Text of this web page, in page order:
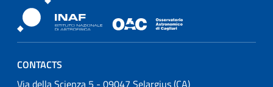
Osservatorio Astronomico Cagliari
CONTACTS
Osservatorio Astronomico Cagliari
Via della Scienza 5 - 09047 Selargius (CA)